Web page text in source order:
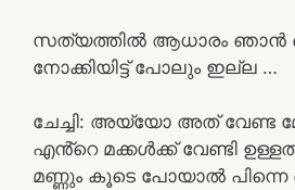
സത്യത്തിൽ ആധാരം ഞാൻ
നോക്കിയിട്ട് പോലും ഇല്ല …
ചേച്ചി: അയ്യോ അത് വേണ്ട
എൻ്റെ മക്കൾക്ക് വേണ്ടി
മണ്ണും കൂടെ പോയാൽ പിന്നെ